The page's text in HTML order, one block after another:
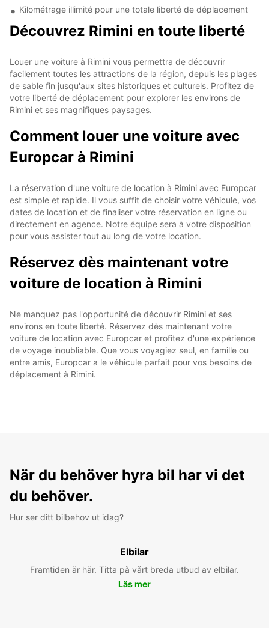
Kilométrage illimité pour une totale liberté de déplacement
Découvrez Rimini en toute liberté
Louer une voiture à Rimini vous permettra de découvrir
facilement toutes les attractions de la région, depuis les plages
de sable fin jusqu'aux sites historiques et culturels. Profitez de
votre liberté de déplacement pour explorer les environs de
Rimini et ses magnifiques paysages.
Comment louer une voiture avec
Europcar à Rimini
La réservation d'une voiture de location à Rimini avec Europcar
est simple et rapide. Il vous suffit de choisir votre véhicule, vos
dates de location et de finaliser votre réservation en ligne ou
directement en agence. Notre équipe sera à votre disposition
pour vous assister tout au long de votre location.
Réservez dès maintenant votre
voiture de location à Rimini
Ne manquez pas l'opportunité de découvrir Rimini et ses
environs en toute liberté. Réservez dès maintenant votre
voiture de location avec Europcar et profitez d'une expérience
de voyage inoubliable. Que vous voyagiez seul, en famille ou
entre amis, Europcar a le véhicule parfait pour vos besoins de
déplacement à Rimini.
När du behöver hyra bil har vi det
du behöver.
Hur ser ditt bilbehov ut idag?
Elbilar
Framtiden är här. Titta på vårt breda utbud av elbilar.
Läs mer